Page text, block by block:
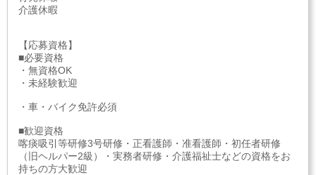
介護休暇
【応募資格】
■必要資格
・無資格OK
・未経験歓迎
・車・バイク免許必須
■歓迎資格
喀痰吸引等研修3号研修・正看護師・准看護師・初任者研修
（旧ヘルパー2級）・実務者研修・介護福祉士などの資格をお
持ちの方大歓迎